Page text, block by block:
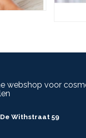
webshop voor
Withstraat 59